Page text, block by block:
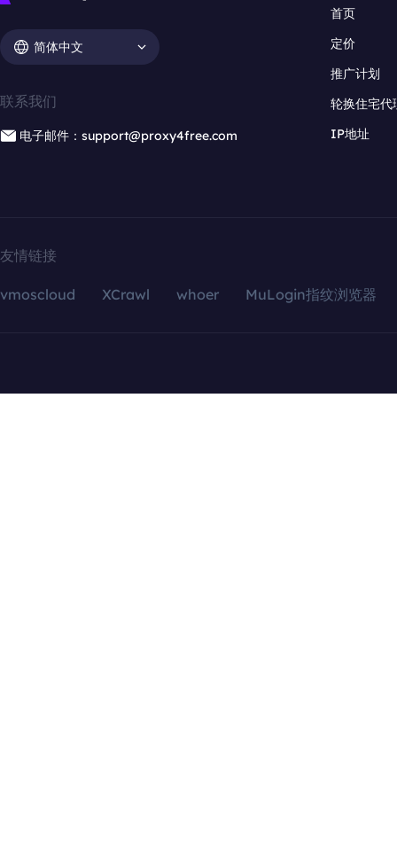
简体中文
联系我们
电子邮件：support@proxy4free.com
首页
定价
推广计划
轮换住宅代
IP地址
友情链接
vmoscloud XCrawl whoer MuLogin指纹浏览器